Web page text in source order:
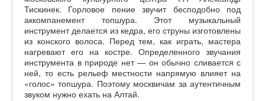
Тискинек. Горловое пение звучит бесподобно под
аккомпанемент топшура. Этот музыкальный
инструмент делается из кедра, его струны изготовлены
из конского волоса. Перед тем, как играть, мастера
нагревают его на костре. Определенного звучания
инструмента в природе нет — он обычно сливается с
ней, то есть рельеф местности напрямую влияет на
«голос» топшура. Поэтому москвичам за аутентичным
звуком нужно ехать на Алтай.